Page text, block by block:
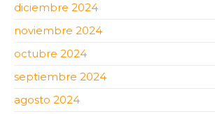
diciembre 2024
noviembre 2024
octubre 2024
septiembre 2024
agosto 2024